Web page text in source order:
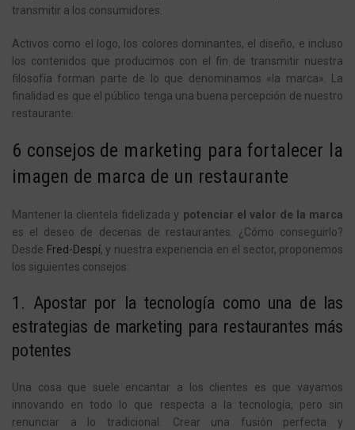
transmitir a los consumidores.
Activos como el logo, los colores dominantes, el diseño, e incluso
los contenidos que producimos con el fin de transmitir nuestra
filosofía forman parte de lo que denominamos «la marca». La
finalidad es que el público tenga una buena percepción de nuestro
restaurante.
6 consejos de marketing para fortalecer la
imagen de marca de un restaurante
Mantener la clientela fidelizada y potenciar el valor de la marca
es el deseo de decenas de restaurantes. ¿Cómo conseguirlo?
Desde Fred-Despí, y nuestra experiencia en el sector, proponemos
los siguientes consejos:
1. Apostar por la tecnología como una de las
estrategias de marketing para restaurantes más
potentes
Una cosa que suele encantar a los clientes es que vayamos
innovando en todo lo que respecta a la tecnología, pero sin
renunciar a lo tradicional. Crear una fusión perfecta y